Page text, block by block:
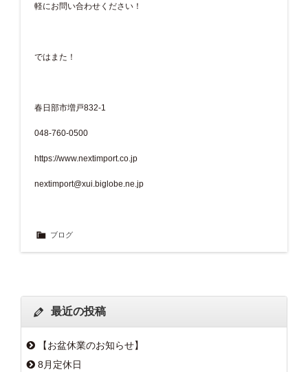
軽にお問い合わせください！
ではまた！
春日部市増戸832-1
048-760-0500
https://www.nextimport.co.jp
nextimport@xui.biglobe.ne.jp
ブログ
最近の投稿
【お盆休業のお知らせ】
8月定休日